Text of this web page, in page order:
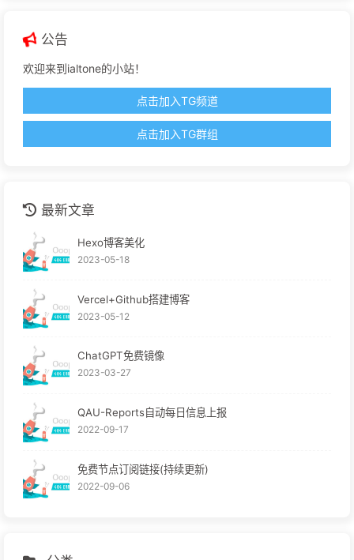
公告
欢迎来到ialtone的小站！
点击加入TG频道
点击加入TG群组
最新文章
Hexo博客美化
2023-05-18
Vercel+Github搭建博客
2023-05-12
ChatGPT免费镜像
2023-03-27
QAU-Reports自动每日信息上报
2022-09-17
免费节点订阅链接(持续更新)
2022-09-06